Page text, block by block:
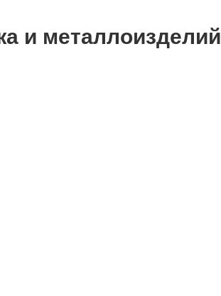
и металлоизделий